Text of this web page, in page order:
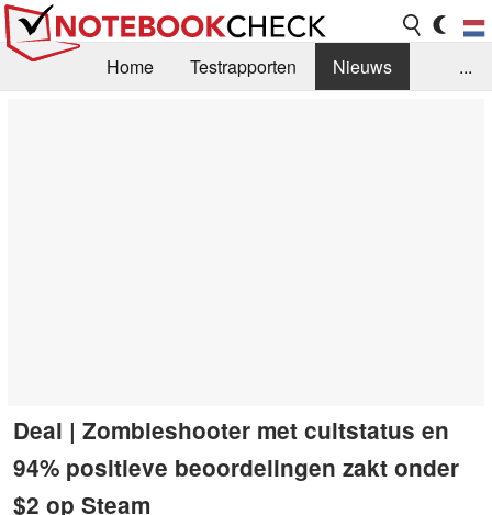
Home Testrapporten
Nieuws
...
Deal | Zombieshooter met cultstatus en
94% positieve beoordelingen zakt onder
$2 op Steam